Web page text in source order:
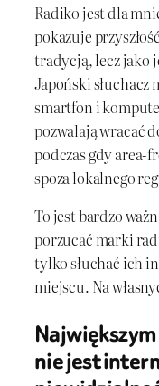
Radiko jest dla
pokazuje
tradycją, lecz jako
Japoński słuchacz
smartfon i
pozwalają wracać
podczas gdy area-
spoza lokalnego
To jest bardzo
porzucać marki
tylko słuchać ich
miejscu. Na
nie jest